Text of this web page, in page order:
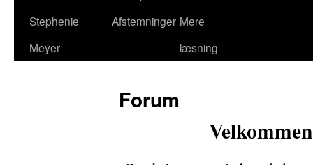
Stephenie
Meyer
Afstemninger Mere
læsning
Forum